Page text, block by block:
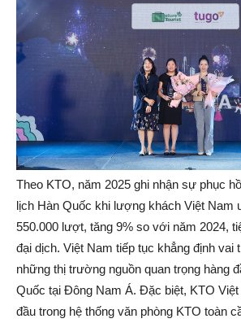
Theo KTO, năm 2025 ghi nhận sự phục
lịch Hàn Quốc khi lượng khách Việt Nam
550.000 lượt, tăng 9% so với năm 2024,
đại dịch. Việt Nam tiếp tục khẳng định vai
những thị trường nguồn quan trọng hàng
Quốc tại Đông Nam Á. Đặc biệt, KTO
đầu trong hệ thống văn phòng KTO toàn